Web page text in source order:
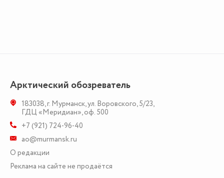
Арктический обозреватель
183038,г. Мурманск,ул. Воровского, 5/23,
ГДЦ «Меридиан», оф. 500
+7 (921) 724-96-40
ao@murmansk.ru
О редакции
Реклама на сайте не продаётся